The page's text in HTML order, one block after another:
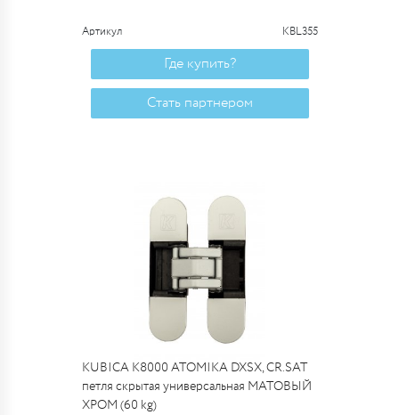
Артикул KBL355
Где купить?
Стать партнером
KUBICA K8000 ATOMIKA DXSX, CR.SAT
петля скрытая универсальная МАТОВЫЙ
ХРОМ (60 kg)